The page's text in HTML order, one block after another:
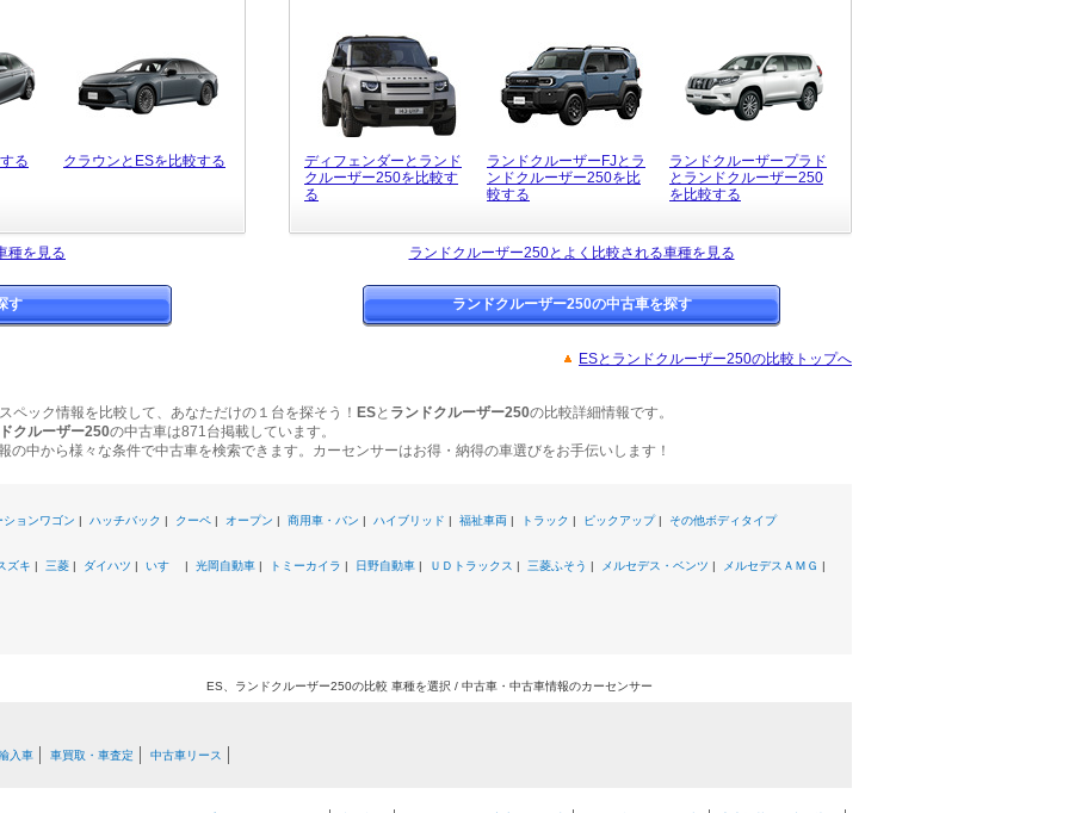
る クラウンとESを比較する
ディフェンダーとランド
クルーザー250を比較す
る
ランドクルーザーFJとラ
ンドクルーザー250を比
較する
ランドクルーザープラド
とランドクルーザー250
を比較する
種を見る ランドクルーザー250とよく比較される車種を見る
す ランドクルーザー250の中古車を探す
ESとランドクルーザー250の比較トップへ
ペック情報を比較して、あなただけの１台を探そう！ ESと ランドクルーザー250の比較詳細情報です。
クルーザー250の中古車は871台掲載しています。
中から様々な条件で中古車を検索できます。カーセンサーはお得・納得の車選びをお手伝いします！
ションワゴン | ハッチバック | クーペ | オープン | 商用車・バン | ハイブリッド | 福祉車両 | トラック | ピックアップ| その他ボディタイプ
ズキ | 三菱 | ダイハツ | いすゞ | 光岡自動車 | トミーカイラ | 日野自動車 | ＵＤトラックス | 三菱ふそう | メルセデス・ベンツ | メルセデスＡＭＧ |
ES、ランドクルーザー250の比較 車種を選択 / 中古車・中古車情報のカーセンサー
入車 車買取・車査定 中古車リース